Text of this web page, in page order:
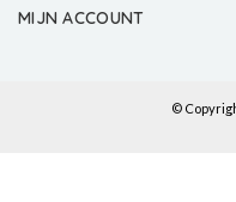
MIJN ACCOUNT
©